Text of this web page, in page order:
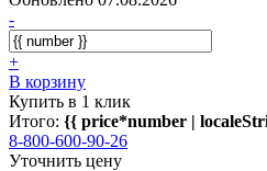
-
+
В корзину
Купить в 1 клик
Итого: {{ price*number |
8-800-600-90-26
Уточнить цену